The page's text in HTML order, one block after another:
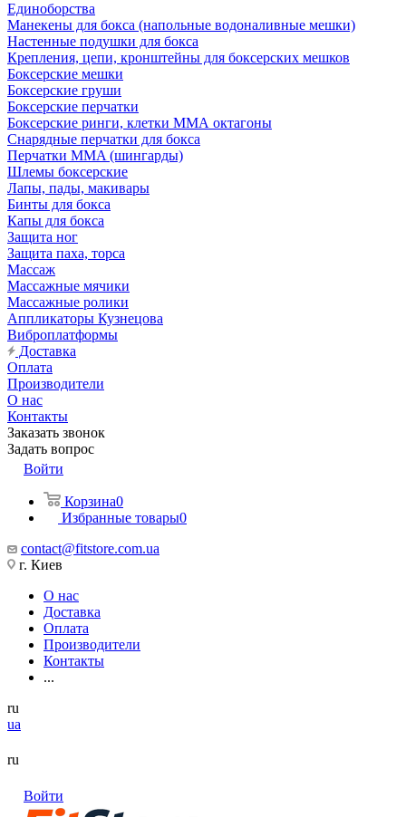
Единоборства
Манекены для бокса (напольные водоналивные мешки)
Настенные подушки для бокса
Крепления, цепи, кронштейны для боксерских мешков
Боксерские мешки
Боксерские груши
Боксерские перчатки
Боксерские ринги, клетки ММА октагоны
Снарядные перчатки для бокса
Перчатки MMA (шингарды)
Шлемы боксерские
Лапы, пады, макивары
Бинты для бокса
Капы для бокса
Защита ног
Защита паха, торса
Массаж
Массажные мячики
Массажные ролики
Аппликаторы Кузнецова
Виброплатформы
Доставка
Оплата
Производители
О нас
Контакты
Заказать звонок
Задать вопрос
Войти
Корзина0
Избранные товары0
contact@fitstore.com.ua
г. Киев
О нас
Доставка
Оплата
Производители
Контакты
...
ru
ua
ru
Войти